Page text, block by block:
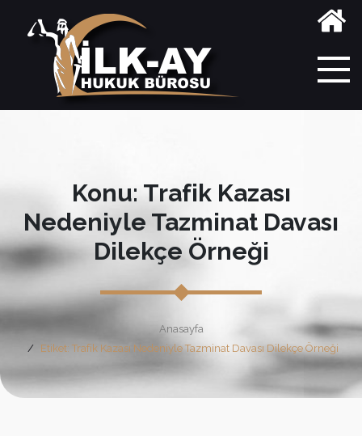
Konu: Trafik Kazası
Nedeniyle Tazminat Davası
Dilekçe Örneği
Anasayfa
Etiket: Trafik Kazası Nedeniyle Tazminat Davası Dilekçe Örneği